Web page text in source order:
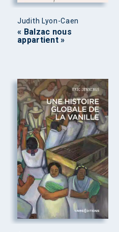
Judith Lyon-Caen
« Balzac nous
appartient »